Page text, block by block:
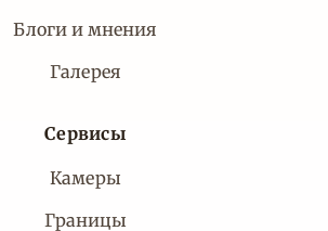
Блоги и мнения
Галерея
Сервисы
Камеры
Границы